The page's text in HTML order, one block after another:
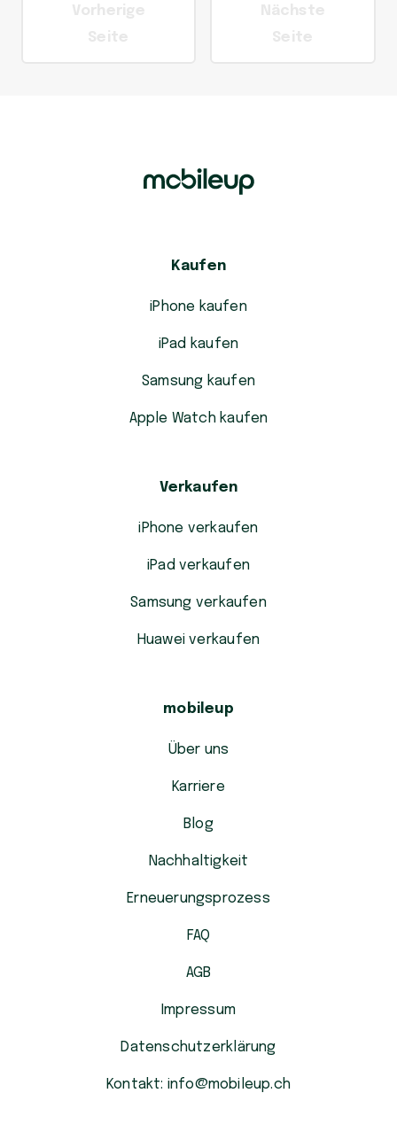
Kaufen
iPhone kaufen
iPad kaufen
Samsung kaufen
Apple Watch kaufen
Verkaufen
iPhone verkaufen
iPad verkaufen
Samsung verkaufen
Huawei verkaufen
mobileup
Über uns
Karriere
Blog
Nachhaltigkeit
Erneuerungsprozess
FAQ
AGB
Impressum
Datenschutzerklärung
Kontakt: info@mobileup.ch